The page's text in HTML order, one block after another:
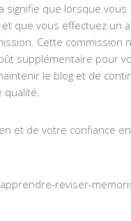
signifie que lorsque vous
que vous effectuez un
Cette commission
supplémentaire pour
le blog et de
et de votre confiance
reviser-